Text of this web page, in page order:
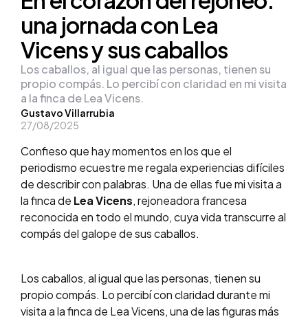
una jornada con Lea
Vicens y sus caballos
Posted
by
Gustavo Villarrubia
27/08/2025
Los caballos, al igual que las personas, tienen su
propio compás. Lo percibí con claridad en mi visita
a la finca de Lea Vicens.
Confieso que hay momentos en los que el
periodismo ecuestre me regala experiencias difíciles
de describir con palabras. Una de ellas fue mi visita a
la finca de Lea Vicens, rejoneadora francesa
reconocida en todo el mundo, cuya vida transcurre al
compás del galope de sus caballos.
Los caballos, al igual que las personas, tienen su
propio compás. Lo percibí con claridad durante mi
visita a la finca de Lea Vicens, una de las figuras más